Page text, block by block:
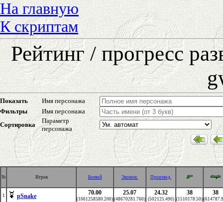
На главную
К скриптам
Рейтинг / прогресс
Показать
Имя персонажа
Фильтры
Имя персонажа
Сортировка
Параметр
персонажа
№ Игрок Боевой Эконом. Производ.
1 pSnake 70.00
(1061258580.200)
25.07
(48670281.760)
24.32
(502125.490)
38
(1510178.50)
38